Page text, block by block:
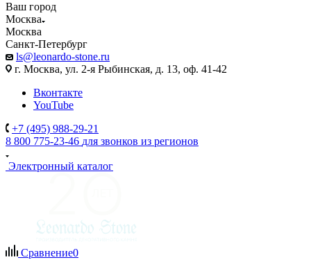
Ваш город
Москва
Москва
Санкт-Петербург
ls@leonardo-stone.ru
г. Москва, ул. 2-я Рыбинская, д. 13, оф. 41-42
Вконтакте
YouTube
+7 (495) 988-29-21
8 800 775-23-46 для звонков из регионов
Электронный каталог
Сравнение0